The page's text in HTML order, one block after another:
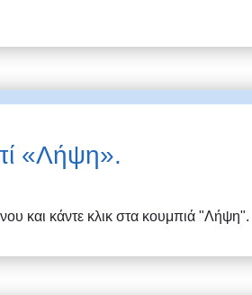
«Λήψη».
και κάντε κλικ στα κουμπιά "Λήψη".